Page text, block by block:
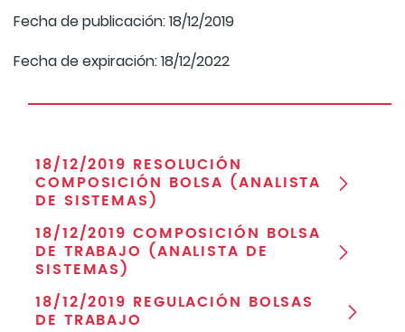
Fecha de publicación: 18/12/2019
Fecha de expiración: 18/12/2022
18/12/2019 RESOLUCIÓN
COMPOSICIÓN BOLSA (ANALISTA
DE SISTEMAS)
18/12/2019 COMPOSICIÓN BOLSA
DE TRABAJO (ANALISTA DE
SISTEMAS)
18/12/2019 REGULACIÓN BOLSAS
DE TRABAJO